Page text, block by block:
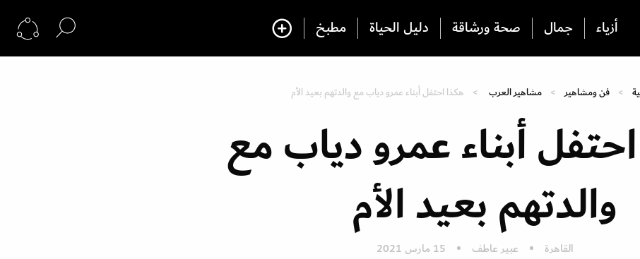
أزياء جمال صحة ورشاقة دليل الحياة مطبخ
فن ومشاهير مشاهير العرب هكذا احتفل أبناء عمرو دياب مع والدتهم بعيد الأم
أبناء عمرو دياب مع
والدتهم بعيد الأم
القاهرة عبير عاطف 15 مارس 2021